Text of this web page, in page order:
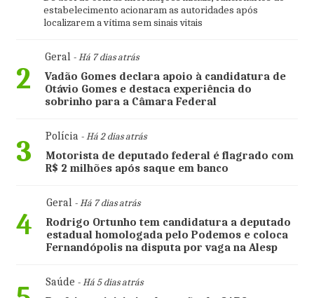
estabelecimento acionaram as autoridades após
localizarem a vítima sem sinais vitais
2
Geral- Há 7 dias atrás
Vadão Gomes declara apoio à candidatura de
Otávio Gomes e destaca experiência do
sobrinho para a Câmara Federal
3 Polícia- Há 2 dias atrás
Motorista de deputado federal é flagrado com
R$ 2 milhões após saque em banco
4
Geral- Há 7 dias atrás
Rodrigo Ortunho tem candidatura a deputado
estadual homologada pelo Podemos e coloca
Fernandópolis na disputa por vaga na Alesp
Saúde - Há 5 dias atrás